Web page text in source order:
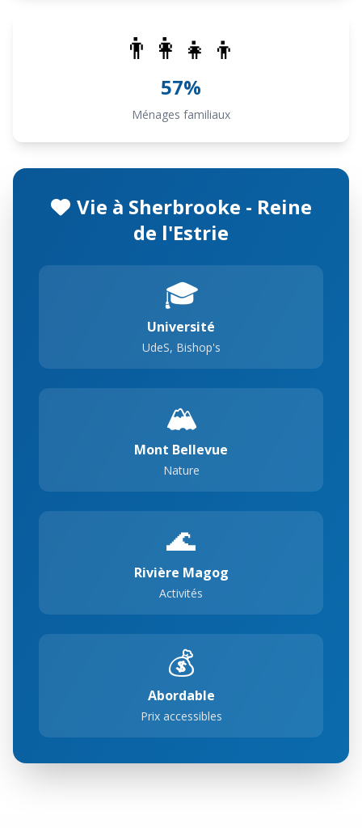
👨‍👩‍👧‍👦
57%
Ménages familiaux
Vie à Sherbrooke - Reine
de l'Estrie
🎓
Université
UdeS, Bishop's
🏔️
Mont Bellevue
Nature
🌊
Rivière Magog
Activités
💰
Abordable
Prix accessibles